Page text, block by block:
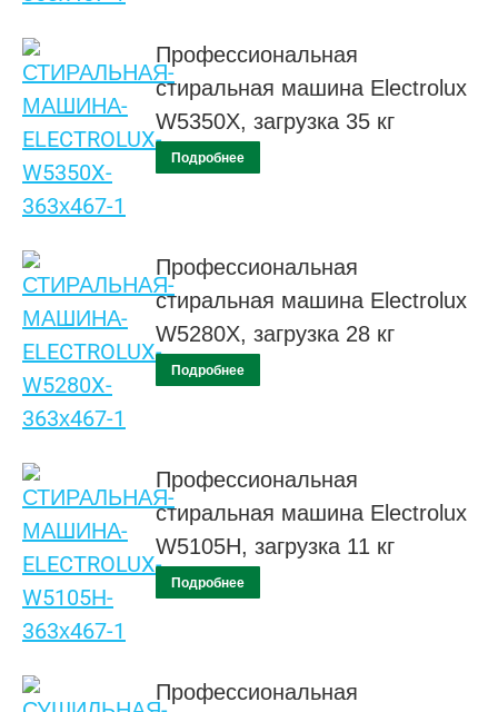
Профессиональная
стиральная машина Electrolux
W5350X, загрузка 35 кг
Подробнее
Профессиональная
стиральная машина Electrolux
W5280X, загрузка 28 кг
Подробнее
Профессиональная
стиральная машина Electrolux
W5105H, загрузка 11 кг
Подробнее
Профессиональная